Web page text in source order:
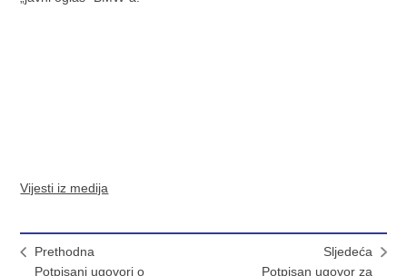
Vijesti iz medija
Prethodna
Potpisani ugovori o
Sljedeća
Potpisan ugovor za